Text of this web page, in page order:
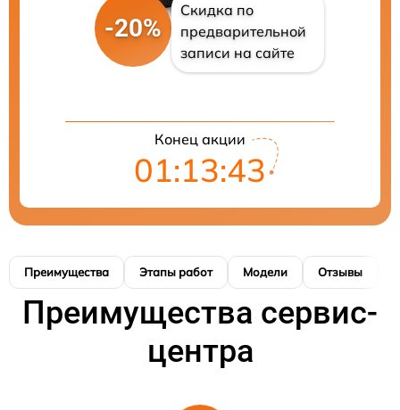
-20%
Скидка по
предварительной
записи на сайте
Конец акции
01:13:42
Преимущества Этапы работ Модели Отзывы
Преимущества сервис-
центра